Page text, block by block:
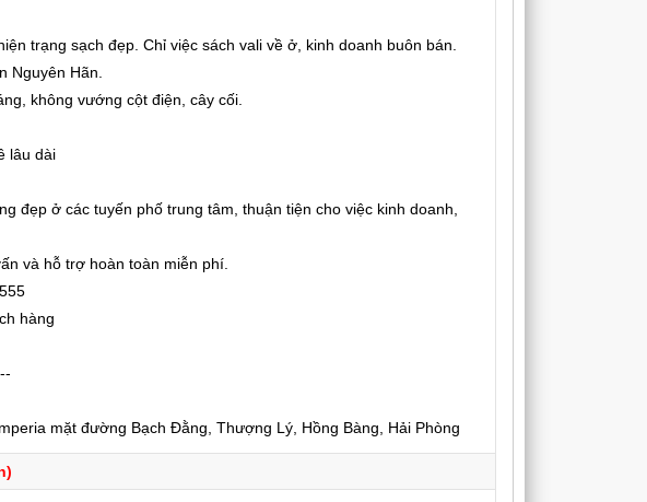
trạng sạch đẹp. Chỉ việc sách vali về ở, kinh doanh buôn bán.
Nguyên Hãn.
không vướng cột điện, cây cối.
lâu dài
đẹp ở các tuyến phố trung tâm, thuận tiện cho việc kinh doanh,
và hỗ trợ hoàn toàn miễn phí.
hàng
mặt đường Bạch Đằng, Thượng Lý, Hồng Bàng, Hải Phòng